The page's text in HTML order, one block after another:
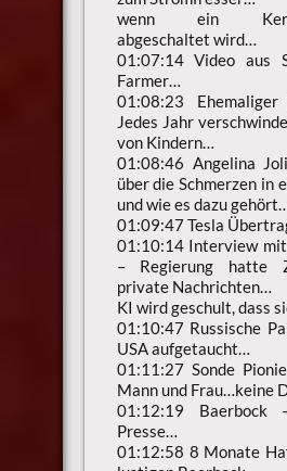
wenn ein
abgeschaltet wird…
01:07:14 Video aus
Farmer…
01:08:23
Jedes Jahr
von Kindern…
01:08:46 Angelina
über die Schmerzen in
und wie es dazu
01:09:47 Tesla
01:10:14 Interview
– Regierung hatte
private Nachrichten…
KI wird geschult, dass
01:10:47 Russische
USA aufgetaucht…
01:11:27 Sonde
Mann und Frau…keine
01:12:19 Baerbock
Presse…
01:12:58 8 Monate